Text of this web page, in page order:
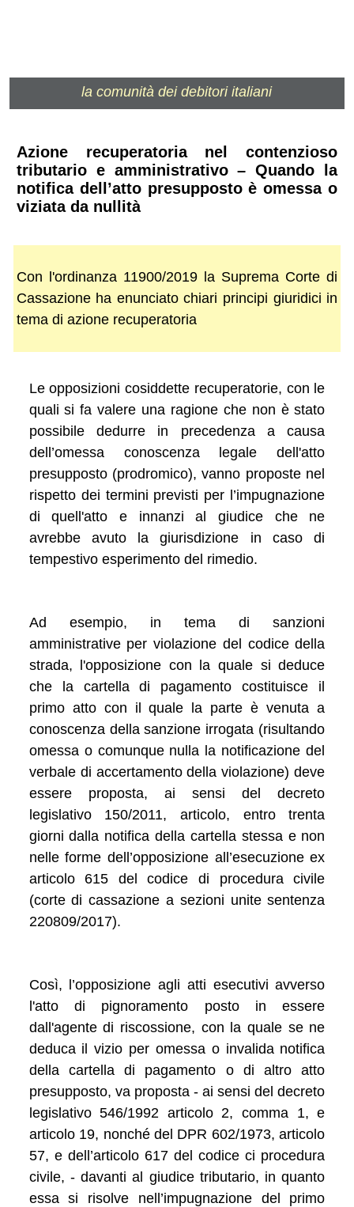
la comunità dei debitori italiani
Azione recuperatoria nel contenzioso
tributario e amministrativo – Quando la
notifica dell’atto presupposto è omessa o
viziata da nullità
Con l'ordinanza 11900/2019 la Suprema Corte di
Cassazione ha enunciato chiari principi giuridici in
tema di azione recuperatoria
Le opposizioni cosiddette recuperatorie, con le
quali si fa valere una ragione che non è stato
possibile dedurre in precedenza a causa
dell’omessa conoscenza legale dell'atto
presupposto (prodromico), vanno proposte nel
rispetto dei termini previsti per l’impugnazione
di quell'atto e innanzi al giudice che ne
avrebbe avuto la giurisdizione in caso di
tempestivo esperimento del rimedio.
Ad esempio, in tema di sanzioni
amministrative per violazione del codice della
strada, l'opposizione con la quale si deduce
che la cartella di pagamento costituisce il
primo atto con il quale la parte è venuta a
conoscenza della sanzione irrogata (risultando
omessa o comunque nulla la notificazione del
verbale di accertamento della violazione) deve
essere proposta, ai sensi del decreto
legislativo 150/2011, articolo, entro trenta
giorni dalla notifica della cartella stessa e non
nelle forme dell’opposizione all’esecuzione ex
articolo 615 del codice di procedura civile
(corte di cassazione a sezioni unite sentenza
220809/2017).
Così, l’opposizione agli atti esecutivi avverso
l'atto di pignoramento posto in essere
dall'agente di riscossione, con la quale se ne
deduca il vizio per omessa o invalida notifica
della cartella di pagamento o di altro atto
presupposto, va proposta - ai sensi del decreto
legislativo 546/1992 articolo 2, comma 1, e
articolo 19, nonché del DPR 602/1973, articolo
57, e dell’articolo 617 del codice ci procedura
civile, - davanti al giudice tributario, in quanto
essa si risolve nell’impugnazione del primo